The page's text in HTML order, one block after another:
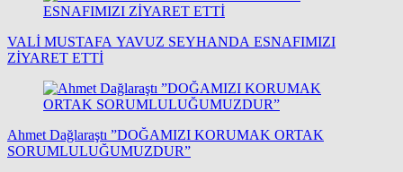
VALİ MUSTAFA YAVUZ SEYHANDA ESNAFIMIZI
ZİYARET ETTİ
Ahmet Dağlaraştı ”DOĞAMIZI KORUMAK ORTAK
SORUMLULUĞUMUZDUR”